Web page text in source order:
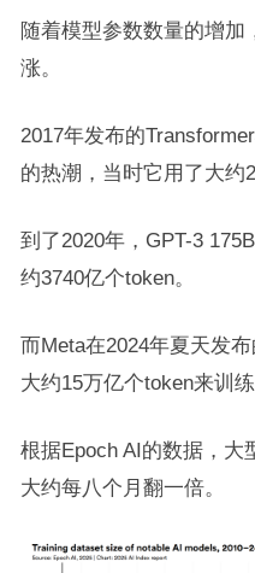
随着模型参数数量的增加
涨。
2017年发布的
的热潮，当时它用了大约
到了2020年，GPT-3
约3740亿个token。
而Meta在2024年夏天发
大约15万亿个token来训练
根据Epoch AI的数据，大
大约每八个月翻一倍。